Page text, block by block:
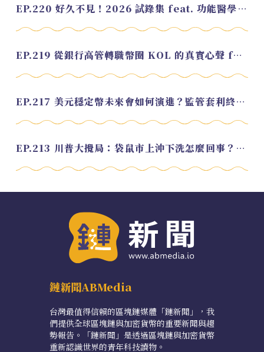
EP.220 好久不見！2026 試錄集 feat. 功能醫學營養師 美寶
EP.219 從銀行高管轉職幣圈 KOL 的真實心聲 feat.龜大
EP.217 美元穩定幣未來會如何演進？監管套利終將收斂？feat. 研究員 余哲安
EP.213 川普大攪局：袋鼠市上沖下洗怎麼回事？feat. Alvin
鏈新聞ABMedia
台灣最值得信賴的區塊鏈媒體「鏈新聞」，我
們提供全球區塊鏈與加密貨幣的重要新聞與趨
勢報告。「鏈新聞」是透過區塊鏈與加密貨幣
重新認識世界的青年科技讀物。